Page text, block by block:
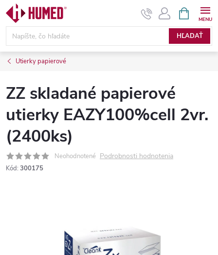
Prejsť
obsah
HĽADAŤ
KOŠÍK
Utierky papierové
ZZ skladané papierové
utierky EAZY100%cell 2vr.
(2400ks)
Neohodnotené Podrobnosti hodnotenia
Kód: 300175